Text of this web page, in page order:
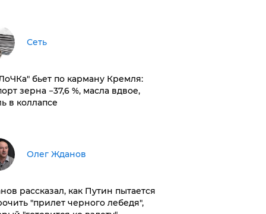
Сеть
бьет по карману Кремля:
зерна −37,6 %, масла вдвое,
в коллапсе
Олег Жданов
рассказал, как Путин пытается
"прилет черного лебедя",